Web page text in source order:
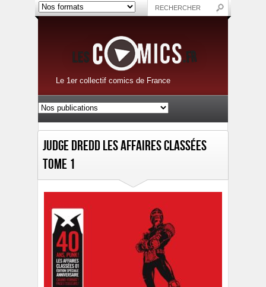
Le 1er collectif comics de France
Judge Dredd Les affaires classées
Tome 1